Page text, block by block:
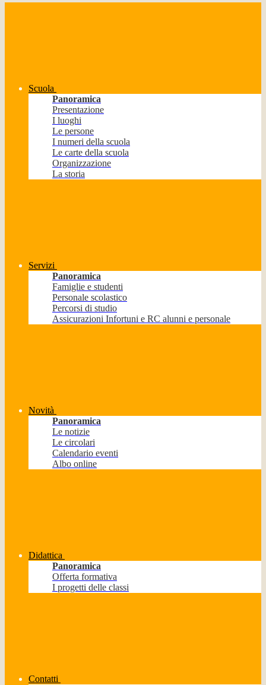
Scuola
Panoramica
Presentazione
I luoghi
Le persone
I numeri della scuola
Le carte della scuola
Organizzazione
La storia
Servizi
Panoramica
Famiglie e studenti
Personale scolastico
Percorsi di studio
Assicurazioni Infortuni e RC alunni e personale
Novità
Panoramica
Le notizie
Le circolari
Calendario eventi
Albo online
Didattica
Panoramica
Offerta formativa
I progetti delle classi
Contatti